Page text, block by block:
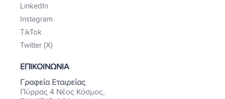
LinkedIn
Instagram
TikTok
Twitter (X)
ΕΠΙΚΟΙΝΩΝΙΑ
Γραφεία Εταιρείας
Πύρρας 4 Νέος Κόσμος,